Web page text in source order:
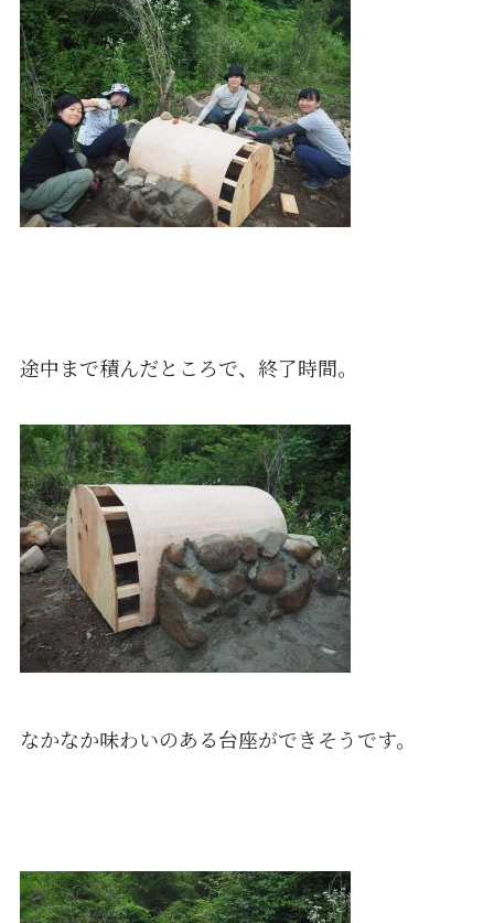
途中まで積んだところで、終了時間。
なかなか味わいのある台座ができそうです。